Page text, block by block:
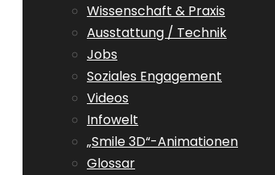
Wissenschaft & Praxis
Ausstattung / Technik
Jobs
Soziales Engagement
Videos
Infowelt
„Smile 3D“-Animationen
Glossar